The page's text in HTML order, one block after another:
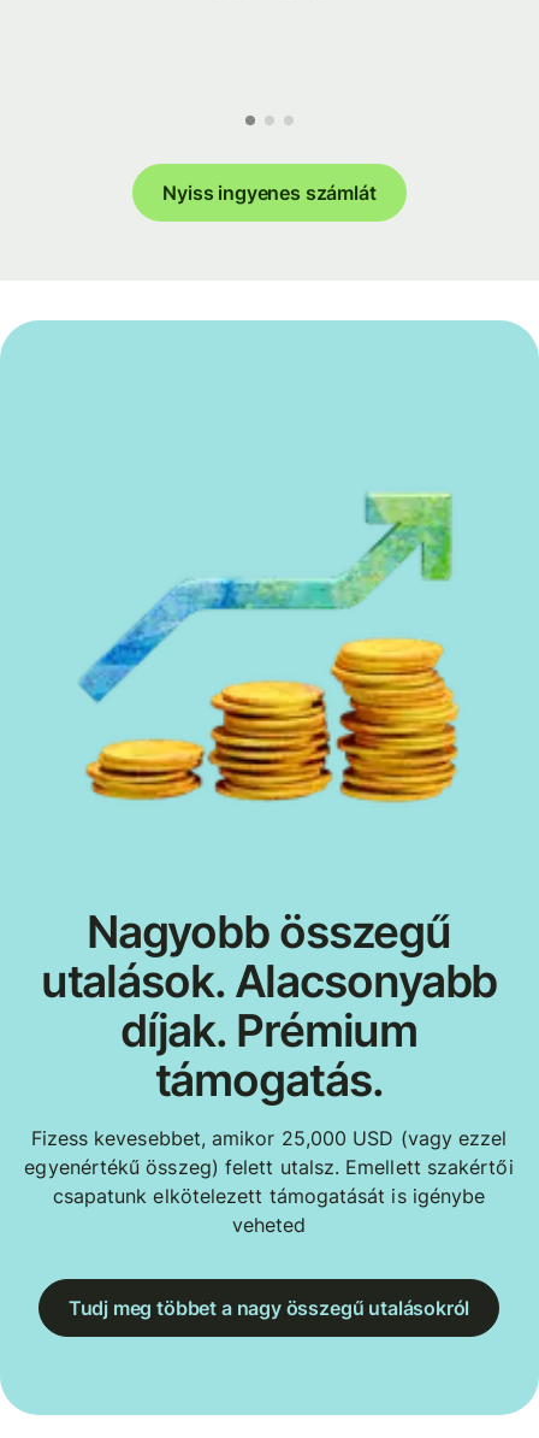
Nyiss ingyenes számlát
Nagyobb összegű
utalások. Alacsonyabb
díjak. Prémium
támogatás.
Fizess kevesebbet, amikor 25,000 USD (vagy ezzel
egyenértékű összeg) felett utalsz. Emellett szakértői
csapatunk elkötelezett támogatását is igénybe
veheted
Tudj meg többet a nagy összegű utalásokról